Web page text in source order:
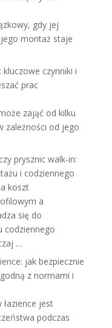
gdy jej
montaż staje
kluczowe czynniki i
prac
zająć od kilku
zależności od jego
prysznic walk-in:
i codziennego
koszt
a
się do
codziennego
…
jak bezpiecznie
z normami i
jest
podczas